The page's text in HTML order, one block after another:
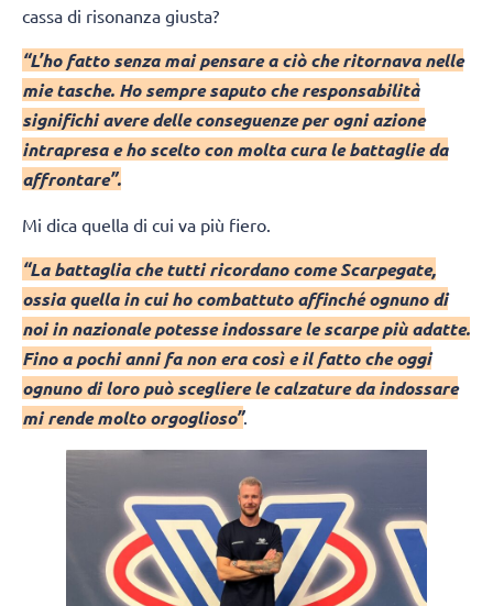
cassa di risonanza giusta?
“L’ho fatto senza mai pensare a ciò che ritornava nelle
mie tasche. Ho sempre saputo che responsabilità
significhi avere delle conseguenze per ogni azione
intrapresa e ho scelto con molta cura le battaglie da
affrontare”.
Mi dica quella di cui va più fiero.
“La battaglia che tutti ricordano come Scarpegate,
ossia quella in cui ho combattuto affinché ognuno di
noi in nazionale potesse indossare le scarpe più adatte.
Fino a pochi anni fa non era così e il fatto che oggi
ognuno di loro può scegliere le calzature da indossare
mi rende molto orgoglioso”.